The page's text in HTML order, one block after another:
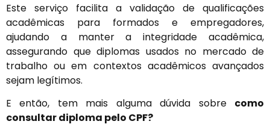
Este serviço facilita a validação de qualificações
acadêmicas para formados e empregadores,
ajudando a manter a integridade acadêmica,
assegurando que diplomas usados no mercado de
trabalho ou em contextos acadêmicos avançados
sejam legítimos.
E então, tem mais alguma dúvida sobre como
consultar diploma pelo CPF?